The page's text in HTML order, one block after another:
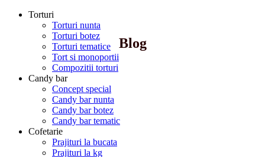
Torturi
Torturi nunta
Torturi botez
Torturi tematice
Tort si monoportii
Compozitii torturi
Candy bar
Concept special
Candy bar nunta
Candy bar botez
Candy bar tematic
Cofetarie
Prajituri la bucata
Prajituri la kg
Blog